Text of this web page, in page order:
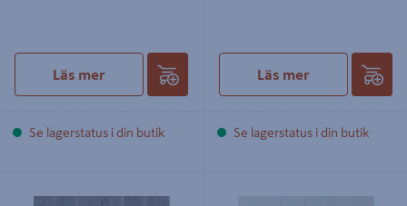
Läs mer
Se lagerstatus i din butik
Läs mer
Se lagerstatus i din butik
SLÄTSPONT 15X118X4500,
VIT 8% 2580 MODERN VACKER